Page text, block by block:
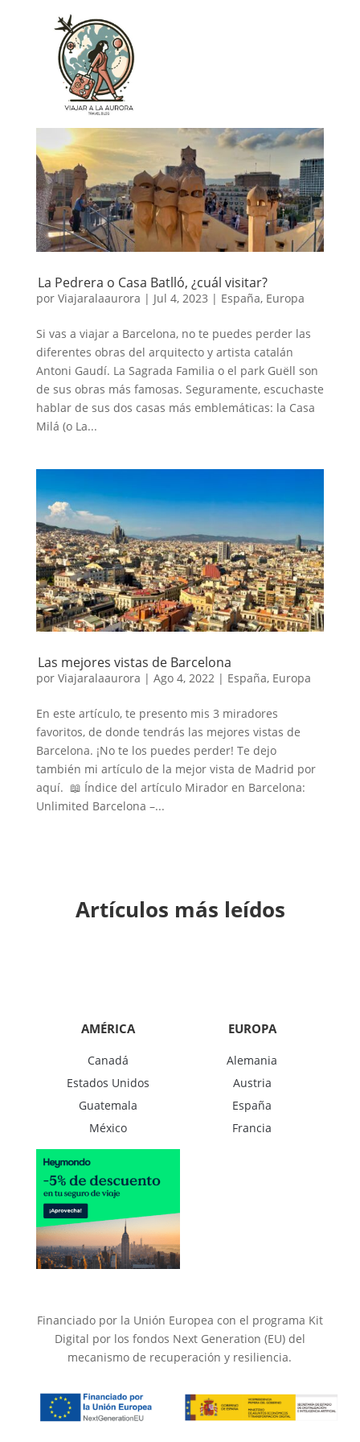
La Pedrera o Casa Batlló, ¿cuál visitar?
por Viajaralaaurora | Jul 4, 2023 | España, Europa
Si vas a viajar a Barcelona, no te puedes perder las
diferentes obras del arquitecto y artista catalán
Antoni Gaudí. La Sagrada Familia o el park Guëll son
de sus obras más famosas. Seguramente, escuchaste
hablar de sus dos casas más emblemáticas: la Casa
Milá (o La...
Las mejores vistas de Barcelona
por Viajaralaaurora | Ago 4, 2022 | España, Europa
En este artículo, te presento mis 3 miradores
favoritos, de donde tendrás las mejores vistas de
Barcelona. ¡No te los puedes perder! Te dejo
también mi artículo de la mejor vista de Madrid por
aquí. 📖 Índice del artículo Mirador en Barcelona:
Unlimited Barcelona –...
Artículos más leídos
AMÉRICA
Canadá
Estados Unidos
Guatemala
México
EUROPA
Alemania
Austria
España
Francia
Financiado por la Unión Europea con el programa Kit
Digital por los fondos Next Generation (EU) del
mecanismo de recuperación y resiliencia.